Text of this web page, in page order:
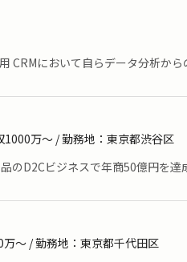
CRMにおいて自らデータ分析から
1000万〜 / 勤務地：東京都渋谷区
のD2Cビジネスで年商50億円を達
万〜 / 勤務地：東京都千代田区